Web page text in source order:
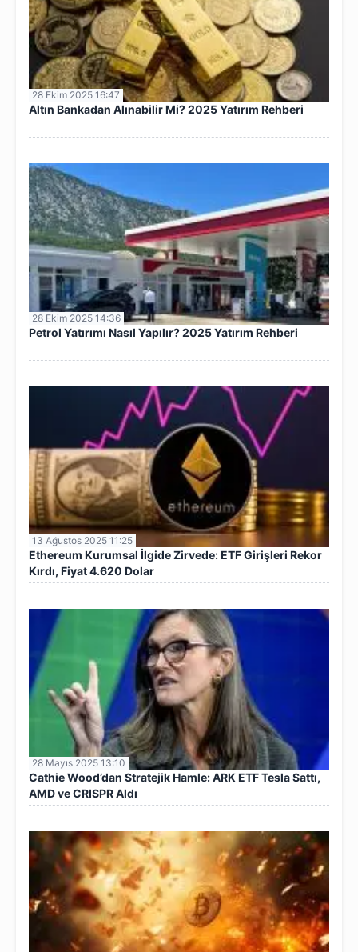
28 Ekim 2025 16:47
Altın Bankadan Alınabilir Mi? 2025 Yatırım Rehberi
28 Ekim 2025 14:36
Petrol Yatırımı Nasıl Yapılır? 2025 Yatırım Rehberi
13 Ağustos 2025 11:25
Ethereum Kurumsal İlgide Zirvede: ETF Girişleri Rekor
Kırdı, Fiyat 4.620 Dolar
28 Mayıs 2025 13:10
Cathie Wood’dan Stratejik Hamle: ARK ETF Tesla Sattı,
AMD ve CRISPR Aldı